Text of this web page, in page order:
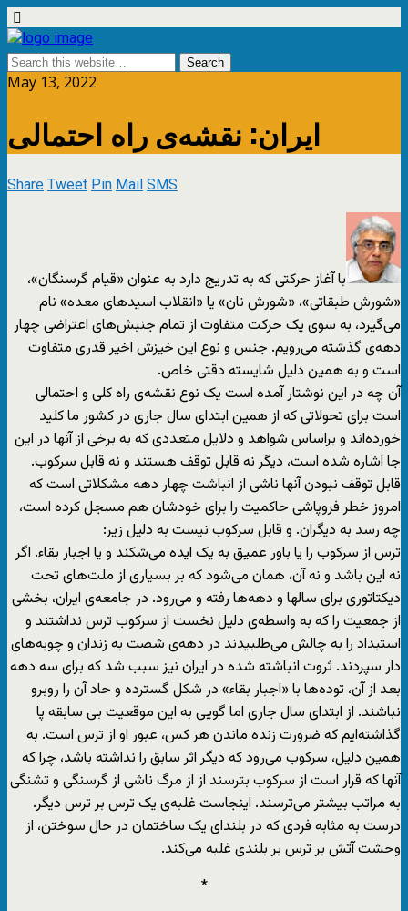
May 13, 2022
ایران: نقشه‌ی راه احتمالی
ShareTweetPinMailSMS
با آغاز حرکتی که به تدریج دارد به عنوان «قیام گرسنگان»،
«شورش طبقاتی»، «شورش نان» یا «انقلاب اسیدهای معده» نام
می‌گیرد، به سوی یک حرکت متفاوت از تمام جنبش‌های اعتراضی چهار
دهه‌ی گذشته می‌رویم. جنس و نوع این خیزش اخیر قدری متفاوت
است و به همین دلیل شایسته دقتی خاص.
آن چه در این نوشتار آمده است یک نوع نقشه‌ی راه کلی و احتمالی
است برای تحولاتی که از همین ابتدای سال جاری در کشور ما کلید
خورده‌اند و براساس شواهد و دلایل متعددی که به برخی از آنها در این
جا اشاره شده است، دیگر نه قابل توقف هستند و نه قابل سرکوب.
قابل توقف نبودن آنها ناشی از انباشت چهار دهه مشکلاتی است که
امروز خطر فروپاشی حاکمیت را برای خودشان هم مسجل کرده است،
چه رسد به دیگران. و قابل سرکوب نیست به دلیل زیر:
ترس از سرکوب را یا باور عمیق به یک ایده می‌شکند و یا اجبار بقاء. اگر
نه این باشد و نه آن، همان می‌شود که بر بسیاری از ملت‌های تحت
دیکتاتوری برای سالها و دهه‌ها رفته و می‌رود. در جامعه‌ی ایران، بخشی
از جمعیت را که به واسطه‌ی دلیل نخست از سرکوب ترس نداشتند و
استبداد را به چالش می‌طلبیدند در دهه‌ی شصت به زندان و چوبه‌های
دار سپردند. ثروت انباشته شده در ایران نیز سبب شد که برای سه دهه
بعد از آن، توده‌ها با «اجبار بقاء» در شکل گسترده و حاد آن را روبرو
نباشند. از ابتدای سال جاری اما گویی به این موقعیت بی سابقه پا
گذاشته‌ایم که ضرورت زنده ماندن هر کس، عبور او از ترس است. به
همین دلیل، سرکوب می‌رود که دیگر اثر سابق را نداشته باشد، چرا که
آنها که قرار است از سرکوب بترسند از از مرگ ناشی از گرسنگی و تشنگی
به مراتب بیشتر می‌ترسند. اینجاست غلبه‌ی یک ترس بر ترس دیگر.
درست به مثابه فردی که در بلندای یک ساختمان در حال سوختن، از
وحشت آتش بر ترس بر بلندی غلبه می‌کند.
*